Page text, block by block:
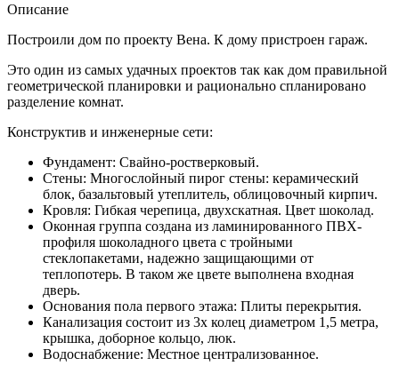
Описание
Построили дом по проекту Вена. К дому пристроен гараж.
Это один из самых удачных проектов так как дом правильной
геометрической планировки и рационально спланировано
разделение комнат.
Конструктив и инженерные сети:
Фундамент: Свайно-ростверковый.
Стены: Многослойный пирог стены: керамический
блок, базальтовый утеплитель, облицовочный кирпич.
Кровля: Гибкая черепица, двухскатная. Цвет шоколад.
Оконная группа создана из ламинированного ПВХ-
профиля шоколадного цвета с тройными
стеклопакетами, надежно защищающими от
теплопотерь. В таком же цвете выполнена входная
дверь.
Основания пола первого этажа: Плиты перекрытия.
Канализация состоит из 3х колец диаметром 1,5 метра,
крышка, доборное кольцо, люк.
Водоснабжение: Местное централизованное.